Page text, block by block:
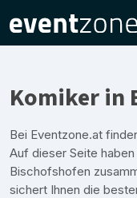
Komiker in
Bei Eventzone.at
Auf dieser Seite
Bischofshofen
sichert Ihnen die